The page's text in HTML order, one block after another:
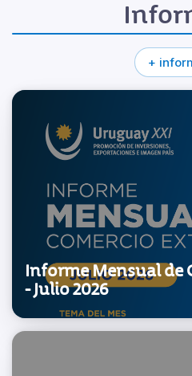
+
Informe Mensual de
- Julio 2026